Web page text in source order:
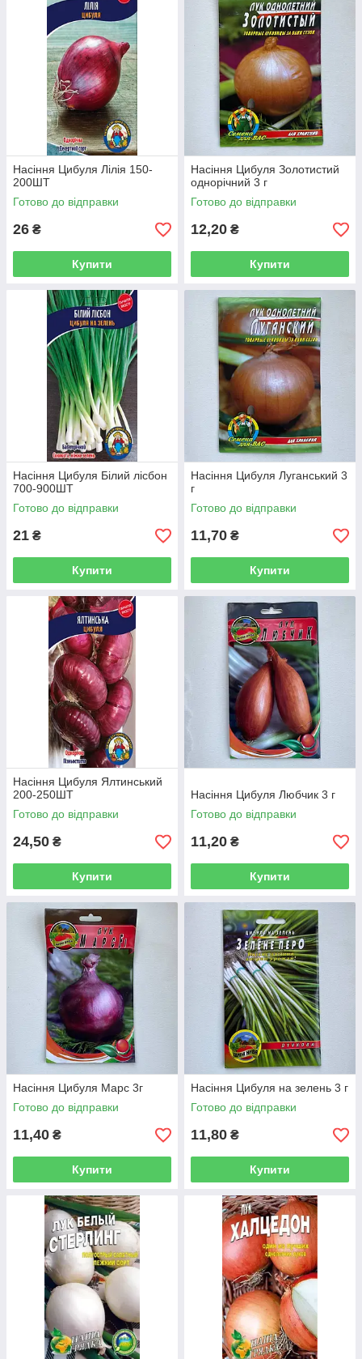
Насіння Цибуля Лілія 150-
200ШТ
Готово до відправки
26 ₴
Купити
Насіння Цибуля Золотистий
однорічний 3 г
Готово до відправки
12,20 ₴
Купити
Насіння Цибуля Білий лісбон
700-900ШТ
Готово до відправки
21 ₴
Купити
Насіння Цибуля Луганський 3
г
Готово до відправки
11,70 ₴
Купити
Насіння Цибуля Ялтинський
200-250ШТ
Готово до відправки
24,50 ₴
Купити
Насіння Цибуля Любчик 3 г
Готово до відправки
11,20 ₴
Купити
Насіння Цибуля Марс 3г
Готово до відправки
11,40 ₴
Купити
Насіння Цибуля на зелень 3 г
Готово до відправки
11,80 ₴
Купити